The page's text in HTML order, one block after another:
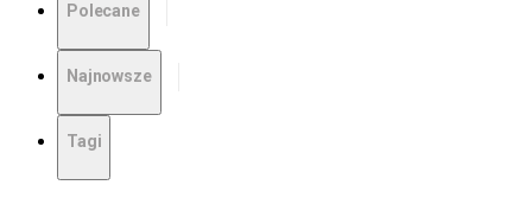
Polecane
Najnowsze
Tagi